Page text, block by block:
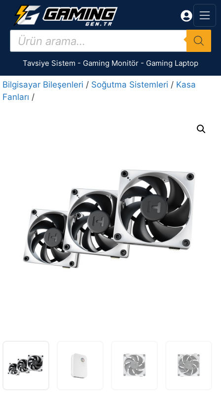
İçeriğe
Products
search
Tavsiye Sistem - Gaming Monitör - Gaming Laptop
Bilgisayar Bileşenleri / Soğutma Sistemleri / Kasa
Fanları /